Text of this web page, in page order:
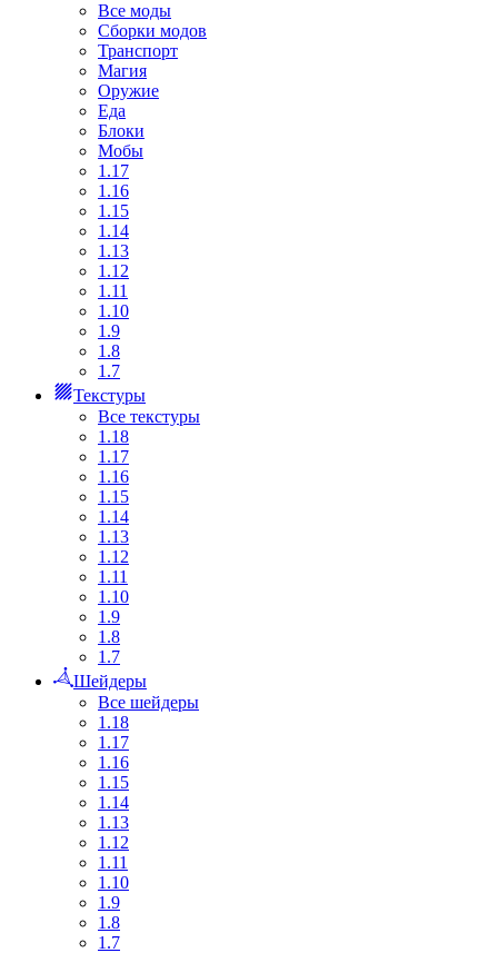
Все моды
Сборки модов
Транспорт
Магия
Оружие
Еда
Блоки
Мобы
1.17
1.16
1.15
1.14
1.13
1.12
1.11
1.10
1.9
1.8
1.7
Текстуры
Все текстуры
1.18
1.17
1.16
1.15
1.14
1.13
1.12
1.11
1.10
1.9
1.8
1.7
Шейдеры
Все шейдеры
1.18
1.17
1.16
1.15
1.14
1.13
1.12
1.11
1.10
1.9
1.8
1.7